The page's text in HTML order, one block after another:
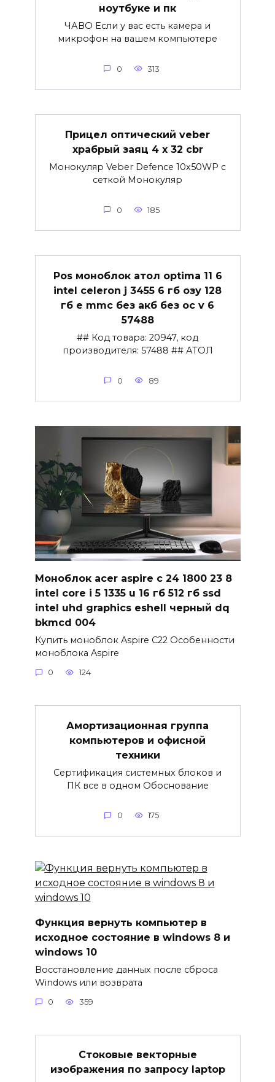
ноутбуке и пк
ЧАВО Если у вас есть камера и
микрофон на вашем компьютере
0 313
Прицел оптический veber
храбрый заяц 4 x 32 cbr
Монокуляр Veber Defence 10х50WP с
сеткой Монокуляр
0 185
Pos моноблок атол optima 11 6
intel celeron j 3455 6 гб озу 128
гб e mmc без акб без ос v 6
57488
## Код товара: 20947, код
производителя: 57488 ## АТОЛ
0 89
Моноблок acer aspire c 24 1800 23 8
intel core i 5 1335 u 16 гб 512 гб ssd
intel uhd graphics eshell черный dq
bkmcd 004
Купить моноблок Aspire C22 Особенности
моноблока Aspire
0 124
Амортизационная группа
компьютеров и офисной
техники
Сертификация системных блоков и
ПК все в одном Обоснование
0 175
Функция вернуть компьютер в
исходное состояние в windows 8 и
windows 10
Восстановление данных после сброса
Windows или возврата
0 359
Стоковые векторные
изображения по запросу laptop